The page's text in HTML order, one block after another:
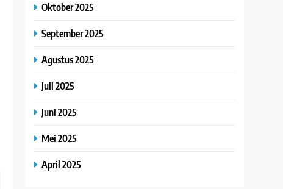
Oktober 2025
September 2025
Agustus 2025
Juli 2025
Juni 2025
Mei 2025
April 2025